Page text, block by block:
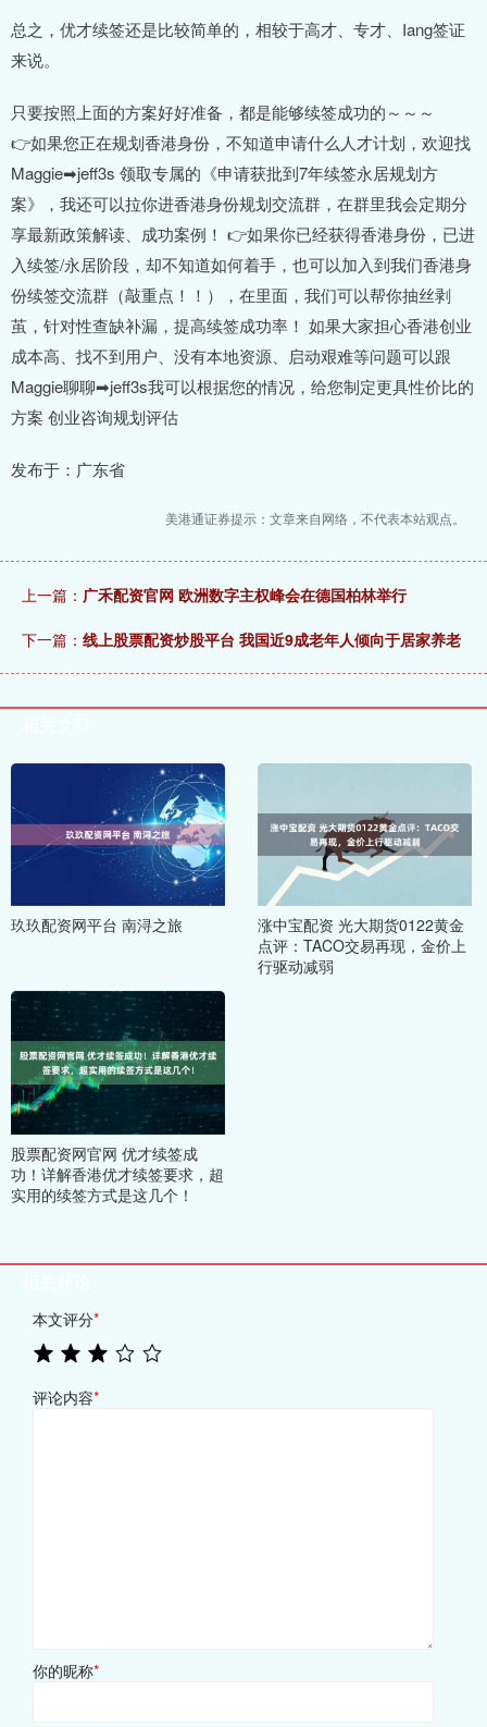
总之，优才续签还是比较简单的，相较于高才、专才、Iang签证
来说。
只要按照上面的方案好好准备，都是能够续签成功的～～～
👉如果您正在规划香港身份，不知道申请什么人才计划，欢迎找
Maggie➡jeff3s 领取专属的《申请获批到7年续签永居规划方
案》，我还可以拉你进香港身份规划交流群，在群里我会定期分
享最新政策解读、成功案例！ 👉如果你已经获得香港身份，已进
入续签/永居阶段，却不知道如何着手，也可以加入到我们香港身
份续签交流群（敲重点！！），在里面，我们可以帮你抽丝剥
茧，针对性查缺补漏，提高续签成功率！ 如果大家担心香港创业
成本高、找不到用户、没有本地资源、启动艰难等问题可以跟
Maggie聊聊➡jeff3s我可以根据您的情况，给您制定更具性价比的
方案 创业咨询规划评估
发布于：广东省
美港通证券提示：文章来自网络，不代表本站观点。
上一篇： 广禾配资官网 欧洲数字主权峰会在德国柏林举行
下一篇： 线上股票配资炒股平台 我国近9成老年人倾向于居家养老
玖玖配资网平台 南浔之旅
涨中宝配资 光大期货0122黄金
点评：TACO交易再现，金价上
行驱动减弱
股票配资网官网 优才续签成
功！详解香港优才续签要求，超
实用的续签方式是这几个！
本文评分*
评论内容*
你的昵称*